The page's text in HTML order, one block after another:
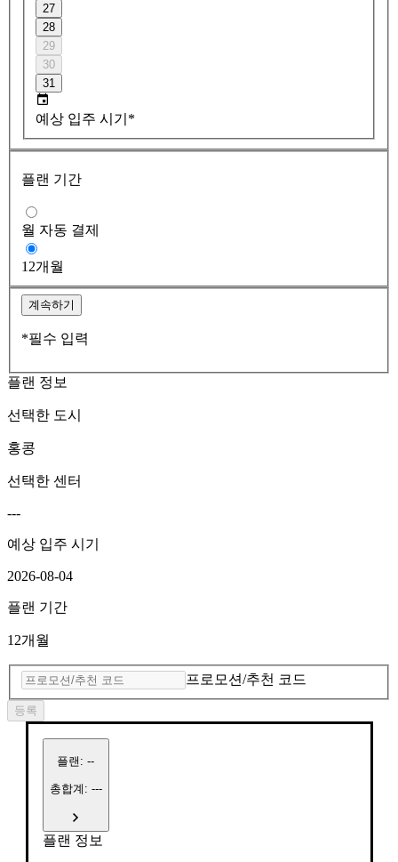
27
28
29
30
31
예상 입주 시기*
플랜 기간
월 자동 결제
12개월
계속하기
*필수 입력
플랜 정보
선택한 도시
홍콩
선택한 센터
---
예상 입주 시기
2026-08-04
플랜 기간
12개월
프로모션/추천 코드
등록
플랜 : --
총합계: ---
플랜 정보